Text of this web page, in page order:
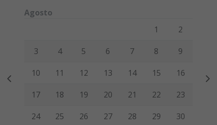
Agosto
Viernes Sábado
1 2
3 4 5 6 7 8 9
10 11 12 13 14 15 16
17 18 19 20 21 22 23
24 25 26 27 28 29 30